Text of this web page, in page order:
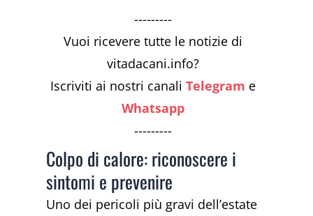
---------
Vuoi ricevere tutte le notizie di
vitadacani.info?
Iscriviti ai nostri canaliTelegram e
Whatsapp
---------
Colpo di calore: riconoscere i
sintomi e prevenire
Uno dei pericoli più gravi dell’estate